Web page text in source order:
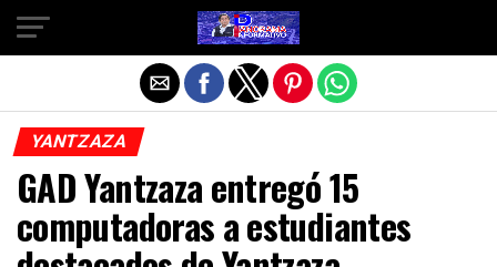
YANTZAZA
GAD Yantzaza entregó 15
computadoras a estudiantes
Salir de la versión móvil